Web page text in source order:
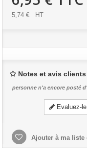
5,74 € HT
Notes et avis clients
personne n'a encore posté
Evaluez-le
Ajouter à ma liste